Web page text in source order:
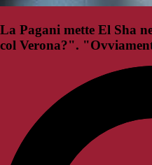
La Pagani mette El Sha
col Verona?".